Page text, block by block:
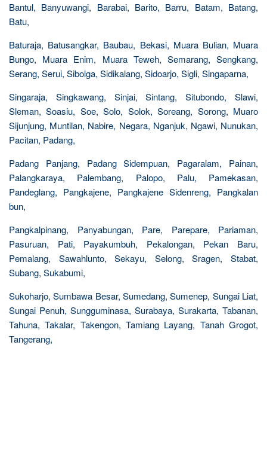
Bantul, Banyuwangi, Barabai, Barito, Barru, Batam, Batang,
Batu,
Baturaja, Batusangkar, Baubau, Bekasi, Muara Bulian, Muara
Bungo, Muara Enim, Muara Teweh, Semarang, Sengkang,
Serang, Serui, Sibolga, Sidikalang, Sidoarjo, Sigli, Singaparna,
Singaraja, Singkawang, Sinjai, Sintang, Situbondo, Slawi,
Sleman, Soasiu, Soe, Solo, Solok, Soreang, Sorong, Muaro
Sijunjung, Muntilan, Nabire, Negara, Nganjuk, Ngawi, Nunukan,
Pacitan, Padang,
Padang Panjang, Padang Sidempuan, Pagaralam, Painan,
Palangkaraya, Palembang, Palopo, Palu, Pamekasan,
Pandeglang, Pangkajene, Pangkajene Sidenreng, Pangkalan
bun,
Pangkalpinang, Panyabungan, Pare, Parepare, Pariaman,
Pasuruan, Pati, Payakumbuh, Pekalongan, Pekan Baru,
Pemalang, Sawahlunto, Sekayu, Selong, Sragen, Stabat,
Subang, Sukabumi,
Sukoharjo, Sumbawa Besar, Sumedang, Sumenep, Sungai Liat,
Sungai Penuh, Sungguminasa, Surabaya, Surakarta, Tabanan,
Tahuna, Takalar, Takengon, Tamiang Layang, Tanah Grogot,
Tangerang,